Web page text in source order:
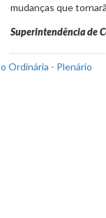
mudanças que
Superintendência de